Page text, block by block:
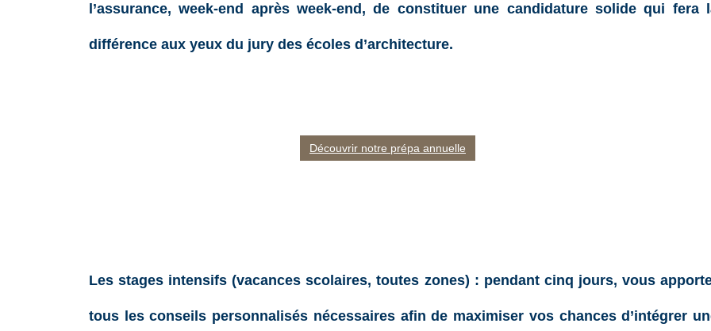
l’assurance, week-end après week-end, de constituer une candidature solide qui fera
différence aux yeux du jury des écoles d’architecture.
Découvrir notre prépa annuelle
Les stages intensifs(vacances scolaires, toutes zones) : pendant cinq jours, vous
tous les conseils personnalisés nécessaires afin de maximiser vos chances d’intégrer